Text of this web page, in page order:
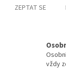
ZEPTAT SE
vždy